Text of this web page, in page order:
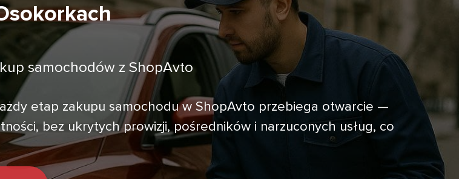
samochodów z ShopAvto
etap zakupu samochodu w ShopAvto przebiega otwarcie —
bez ukrytych prowizji, pośredników i narzuconych usług, co